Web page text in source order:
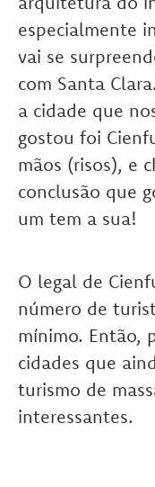
especialmente
vai se
com Santa
a cidade que
gostou foi
mãos (risos), e
conclusão que
um tem a sua!
O legal de
número de
mínimo. Então,
cidades que
turismo de
interessantes.